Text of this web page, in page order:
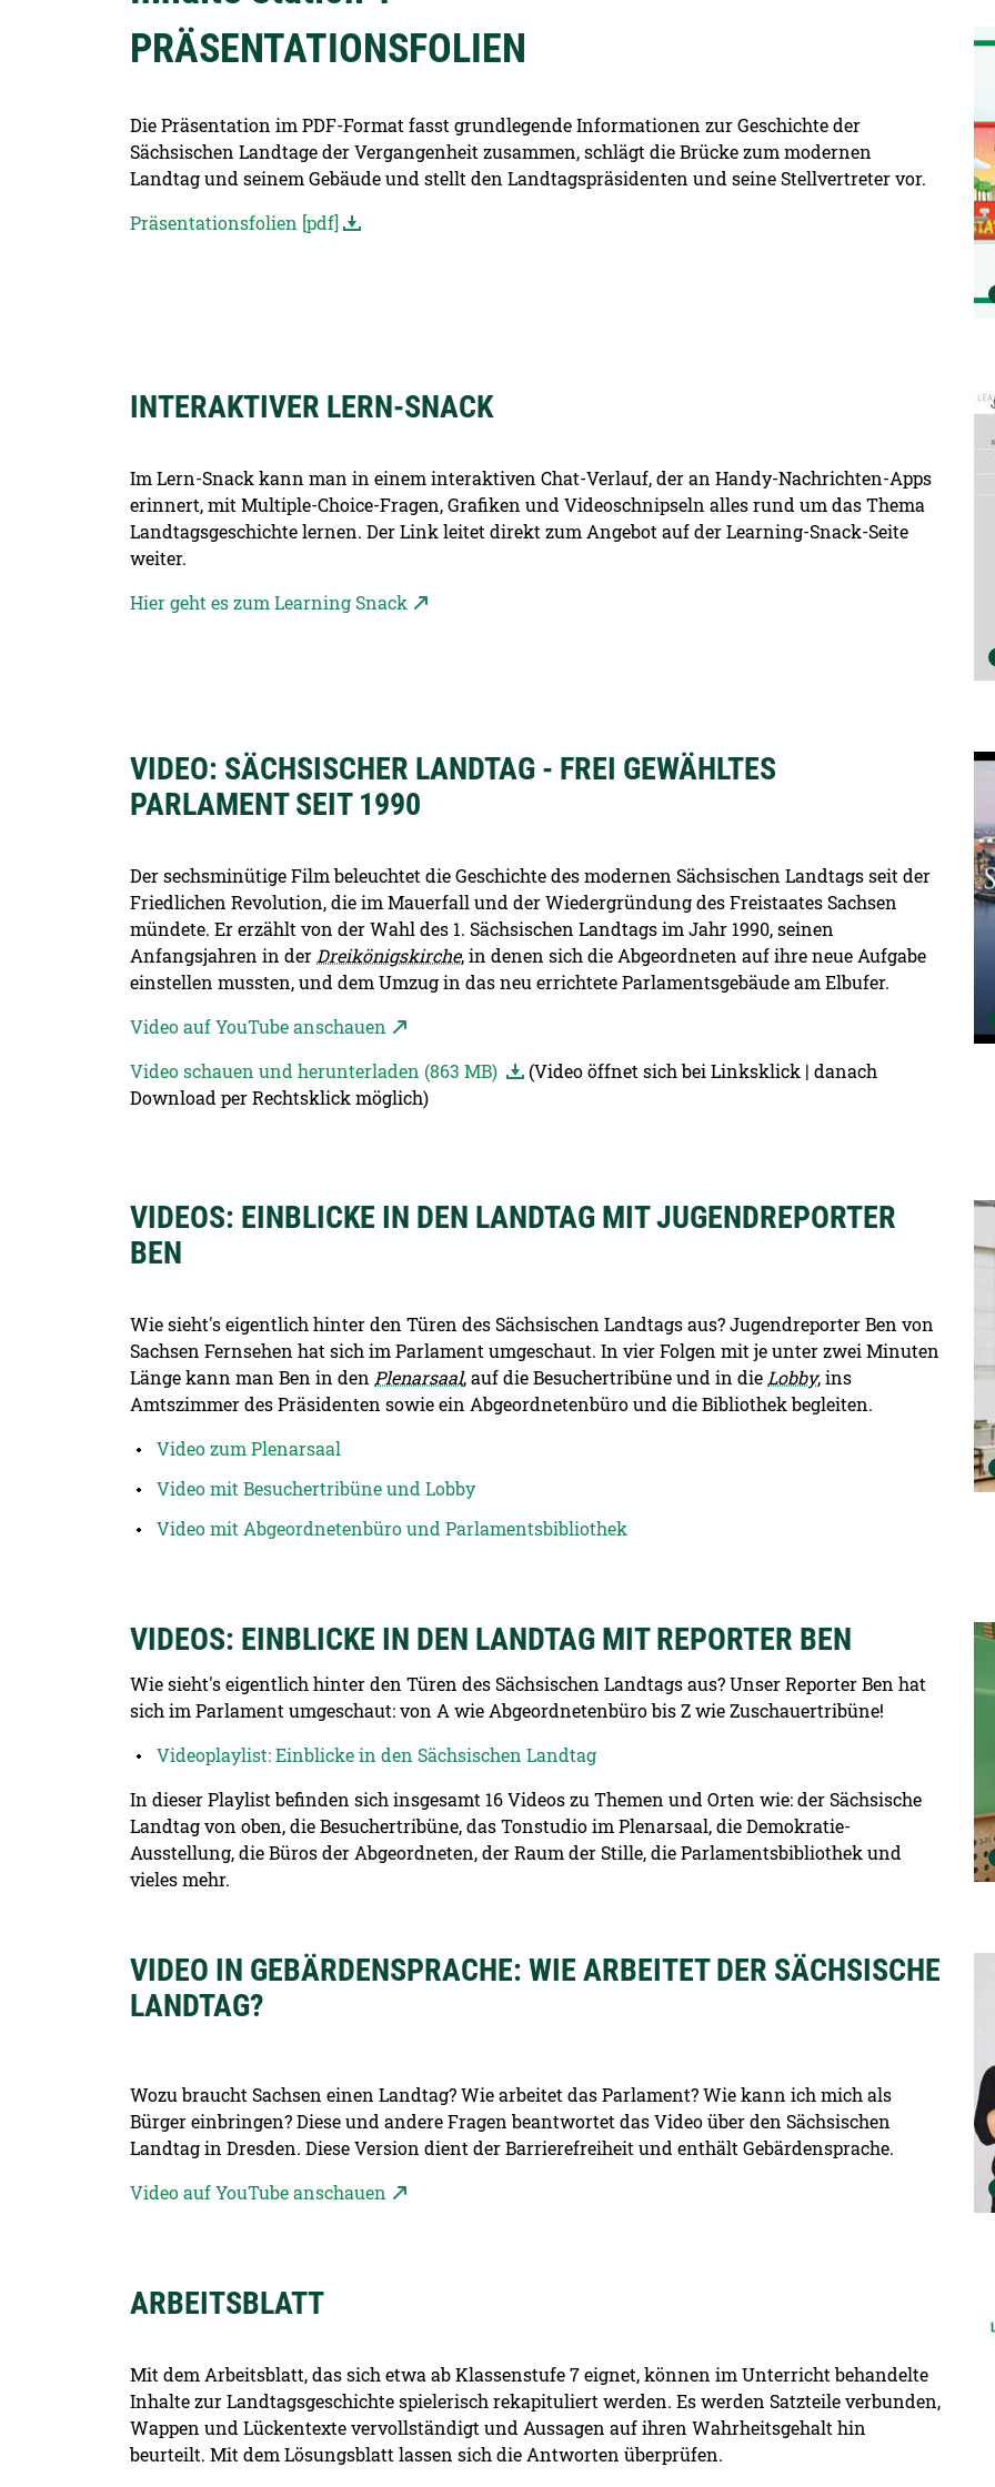
PRÄSENTATIONSFOLIEN
Die Präsentation im PDF-Format fasst grundlegende Informationen zur Geschichte der
Sächsischen Landtage der Vergangenheit zusammen, schlägt die Brücke zum modernen
Landtag und seinem Gebäude und stellt den Landtagspräsidenten und seine Stellvertreter vor.
Präsentationsfolien [pdf]
INTERAKTIVER LERN-SNACK
Im Lern-Snack kann man in einem interaktiven Chat-Verlauf, der an Handy-Nachrichten-Apps
erinnert, mit Multiple-Choice-Fragen, Grafiken und Videoschnipseln alles rund um das Thema
Landtagsgeschichte lernen. Der Link leitet direkt zum Angebot auf der Learning-Snack-Seite
weiter.
Hier geht es zum Learning Snack
VIDEO: SÄCHSISCHER LANDTAG - FREI GEWÄHLTES
PARLAMENT SEIT 1990
Der sechsminütige Film beleuchtet die Geschichte des modernen Sächsischen Landtags seit der
Friedlichen Revolution, die im Mauerfall und der Wiedergründung des Freistaates Sachsen
mündete. Er erzählt von der Wahl des 1. Sächsischen Landtags im Jahr 1990, seinen
Anfangsjahren in derDreikönigskirche, in denen sich die Abgeordneten auf ihre neue Aufgabe
einstellen mussten, und dem Umzug in das neu errichtete Parlamentsgebäude am Elbufer.
Video auf YouTube anschauen
Video schauen und herunterladen (863 MB)
(Video öffnet sich bei Linksklick | danach
Download per Rechtsklick möglich)
VIDEOS: EINBLICKE IN DEN LANDTAG MIT JUGENDREPORTER
BEN
Wie sieht's eigentlich hinter den Türen des Sächsischen Landtags aus? Jugendreporter Ben von
Sachsen Fernsehen hat sich im Parlament umgeschaut. In vier Folgen mit je unter zwei Minuten
Länge kann man Ben in den Plenarsaal, auf die Besuchertribüne und in dieLobby, ins
Amtszimmer des Präsidenten sowie ein Abgeordnetenbüro und die Bibliothek begleiten.
Video zum Plenarsaal
Video mit Besuchertribüne und Lobby
Video mit Abgeordnetenbüro und Parlamentsbibliothek
VIDEOS: EINBLICKE IN DEN LANDTAG MIT REPORTER BEN
Wie sieht's eigentlich hinter den Türen des Sächsischen Landtags aus? Unser Reporter Ben hat
sich im Parlament umgeschaut: von A wie Abgeordnetenbüro bis Z wie Zuschauertribüne!
Videoplaylist: Einblicke in den Sächsischen Landtag
In dieser Playlist befinden sich insgesamt 16 Videos zu Themen und Orten wie: der Sächsische
Landtag von oben, die Besuchertribüne, das Tonstudio im Plenarsaal, die Demokratie-
Ausstellung, die Büros der Abgeordneten, der Raum der Stille, die Parlamentsbibliothek und
vieles mehr.
VIDEO IN GEBÄRDENSPRACHE: WIE ARBEITET DER SÄCHSISCHE
LANDTAG?
Wozu braucht Sachsen einen Landtag? Wie arbeitet das Parlament? Wie kann ich mich als
Bürger einbringen? Diese und andere Fragen beantwortet das Video über den Sächsischen
Landtag in Dresden. Diese Version dient der Barrierefreiheit und enthält Gebärdensprache.
Video auf YouTube anschauen
ARBEITSBLATT
Mit dem Arbeitsblatt, das sich etwa ab Klassenstufe 7 eignet, können im Unterricht behandelte
Inhalte zur Landtagsgeschichte spielerisch rekapituliert werden. Es werden Satzteile verbunden,
Wappen und Lückentexte vervollständigt und Aussagen auf ihren Wahrheitsgehalt hin
beurteilt. Mit dem Lösungsblatt lassen sich die Antworten überprüfen.